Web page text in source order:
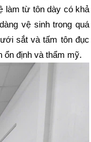
làm từ tôn dày có khả
vệ sinh trong quá
sắt và tấm tôn đục
ổn định và thẩm mỹ.